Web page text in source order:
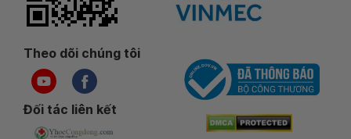
Theo dõi chúng tôi
Đối tác liên kết